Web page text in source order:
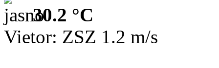
30.2 °C
Vietor: ZSZ 1.2 m/s